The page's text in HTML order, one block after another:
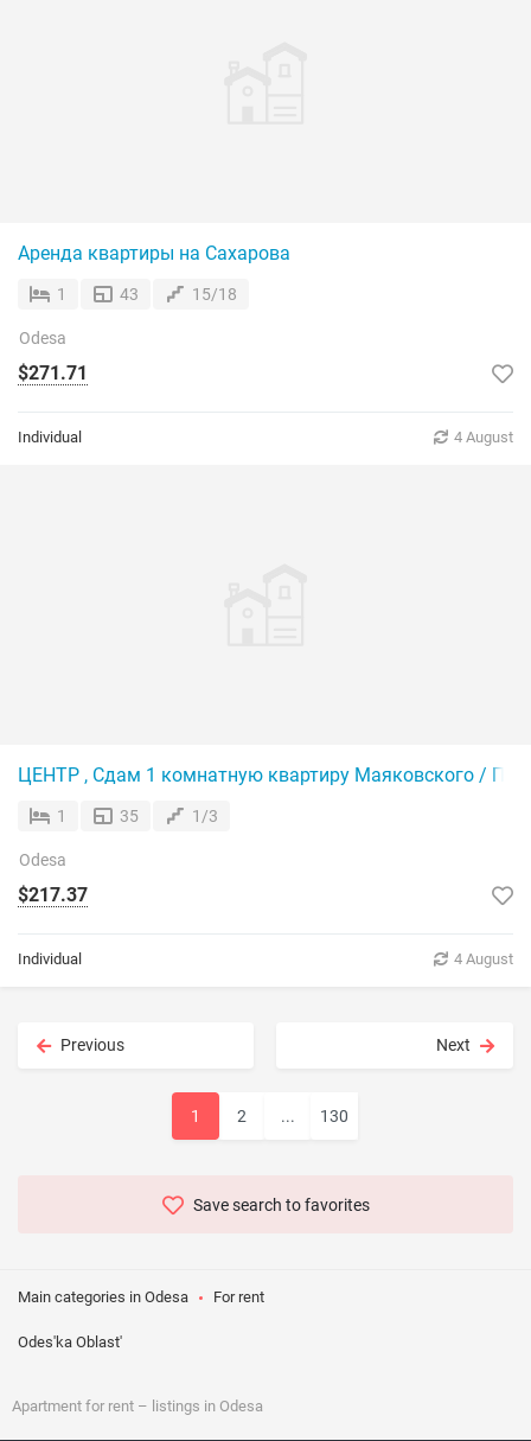
Аренда квартиры на Сахарова
1 43 15/18
Odesa
$271.71
Individual 4 August
ЦЕНТР , Сдам 1 комнатную квартиру Маяковского /
1 35 1/3
Odesa
$217.37
Individual 4 August
Previous Next
1 2 ... 130
Save search to favorites
Main categories in Odesa For rent
Odes'ka Oblast'
Apartment for rent – listings in Odesa